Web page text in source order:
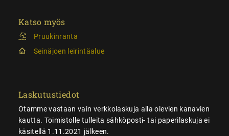
Katso myös
Pruukinranta
Seinäjoen leirintäalue
Laskutustiedot
Otamme vastaan vain verkkolaskuja alla olevien kanavien
kautta. Toimistolle tulleita sähköposti- tai paperilaskuja ei
käsitellä 1.11.2021 jälkeen.